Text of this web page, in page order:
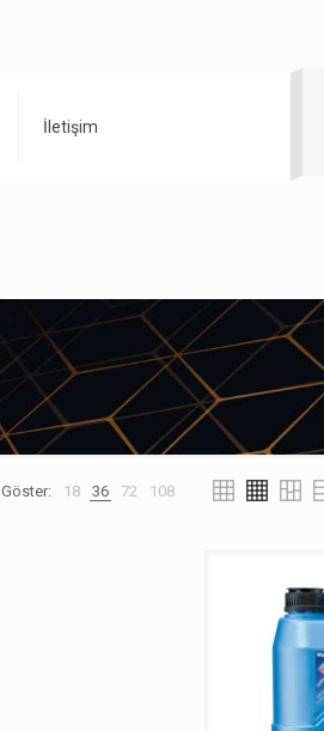
İletişim
Göster: 18 36 72 108